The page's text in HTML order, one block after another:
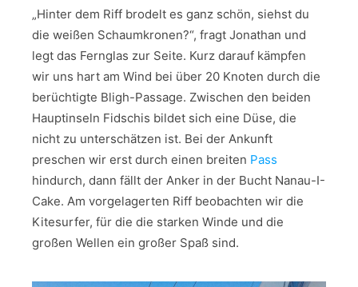
„Hinter dem Riff brodelt es ganz schön, siehst du
die weißen Schaumkronen?“, fragt Jonathan und
legt das Fernglas zur Seite. Kurz darauf kämpfen
wir uns hart am Wind bei über 20 Knoten durch die
berüchtigte Bligh-Passage. Zwischen den beiden
Hauptinseln Fidschis bildet sich eine Düse, die
nicht zu unterschätzen ist. Bei der Ankunft
preschen wir erst durch einen breiten Pass
hindurch, dann fällt der Anker in der Bucht Nanau-I-
Cake. Am vorgelagerten Riff beobachten wir die
Kitesurfer, für die die starken Winde und die
großen Wellen ein großer Spaß sind.